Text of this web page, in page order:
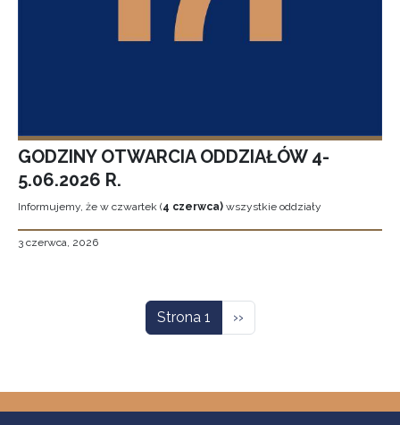
GODZINY OTWARCIA ODDZIAŁÓW 4-
5.06.2026 R.
Informujemy, że w czwartek (4 czerwca) wszystkie oddziały
3 czerwca, 2026
Strona 1 Następna strona
››